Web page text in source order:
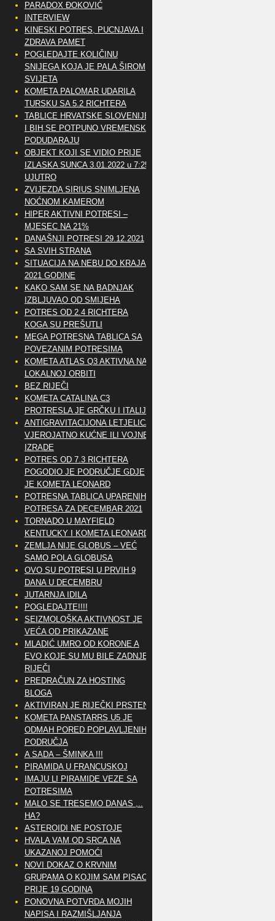
PARADOX ĐOKOVIĆ
INTERVIEW
KINESKI POTRES, PUCNJAVA I
ZDRAVA PAMET
POGLEDAJTE KOLIČINU
SNIJEGA KOJA JE PALA ŠIROM
SVIJETA
KOMETA PALOMAR UDARILA
TURSKU SA 5.2 RICHTERA
TABLICE HRVATSKE SLOVENIJE
I BIH SE POTPUNO VREMENSKI
PODUDARAJU
OBJEKT KOJI SE VIDIO PRIJE
IZLASKA SUNCA 3.01.2022 u 7:25
UJUTRO
ZVIJEZDA SIRIUS SNIMLJENA
NOĆNOM KAMEROM
HIPER AKTIVNI POTRESI –
MJESEC NA 21%
DANAŠNJI POTRESI 29.12.2021
SA SVIH STRANA
SITUACIJA NA NEBU DO KRAJA
2021 GODINE
KAKO SAM SE NA BADNJAK
IZBLJUVAO OD SMIJEHA
POTRES OD 2.4 RICHTERA
KOGA SU PREŠUTLI
MEGA POTRESNA TABLICA SA
POVEZANIM POTRESIMA
KOMETA ATLAS Q3 AKTIVNA NA
LOKALNOJ ORBITI
BEZ RIJEČI
KOMETA CATALINA C3
PROTRESLA JE GRČKU I ITALIJU
ANTIGRAVITACIJONA LETJELICA
VJEROJATNO KUĆNE ILI VOJNE
IZRADE
POTRES OD 7.3 RICHTERA
POGODIO JE PODRUČJE GDJE
JE KOMETA LEONARD
POTRESNA TABLICA UPARENIH
POTRESA ZA DECEMBAR 2021
TORNADO U MAYFIELD
KENTUCKY I KOMETA LEONARD
ZEMLJA NIJE GLOBUS – VEĆ
SAMO POLA GLOBUSA
OVO SU POTRESI U PRVIH 9
DANA U DECEMBRU
JUTARNJA IDILA
POGLEDAJTE!!!!
SEIZMOLOŠKA AKTIVNOST JE
VEĆA OD PRIKAZANE
MLADIĆ UMRO OD KORONE A
EVO KOJE SU MU BILE ZADNJE
RIJEČI
PREDRAČUN ZA HOSTING
BLOGA
AKTIVIRAN JE RIJEČKI PRSTEN
KOMETA PANSTARRS U5 JE
ODMAH PORED POPLAVLJENIH
PODRUČJA
A SADA – ŠMINKA !!!
PIRAMIDA U FRANCUSKOJ
IMAJU LI PIRAMIDE VEZE SA
POTRESIMA
MALO SE TRESEMO DANAS ,..
HA?
ASTEROIDI NE POSTOJE
HVALA VAM OD SRCA NA
UKAZANOJ POMOĆI
NOVI DOKAZ O KRVNIM
GRUPAMA O KOJIM SAM PISAO
PRIJE 19 GODINA
PONOVNA POTVRDA MOJIH
NAPISA I RAZMIŠLJANJA